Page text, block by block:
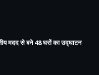
मदद से बने 48 घरों का उद्घाटन